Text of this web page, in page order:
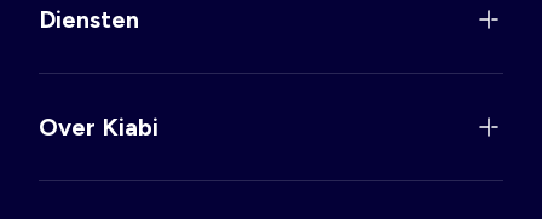
Diensten
Over Kiabi